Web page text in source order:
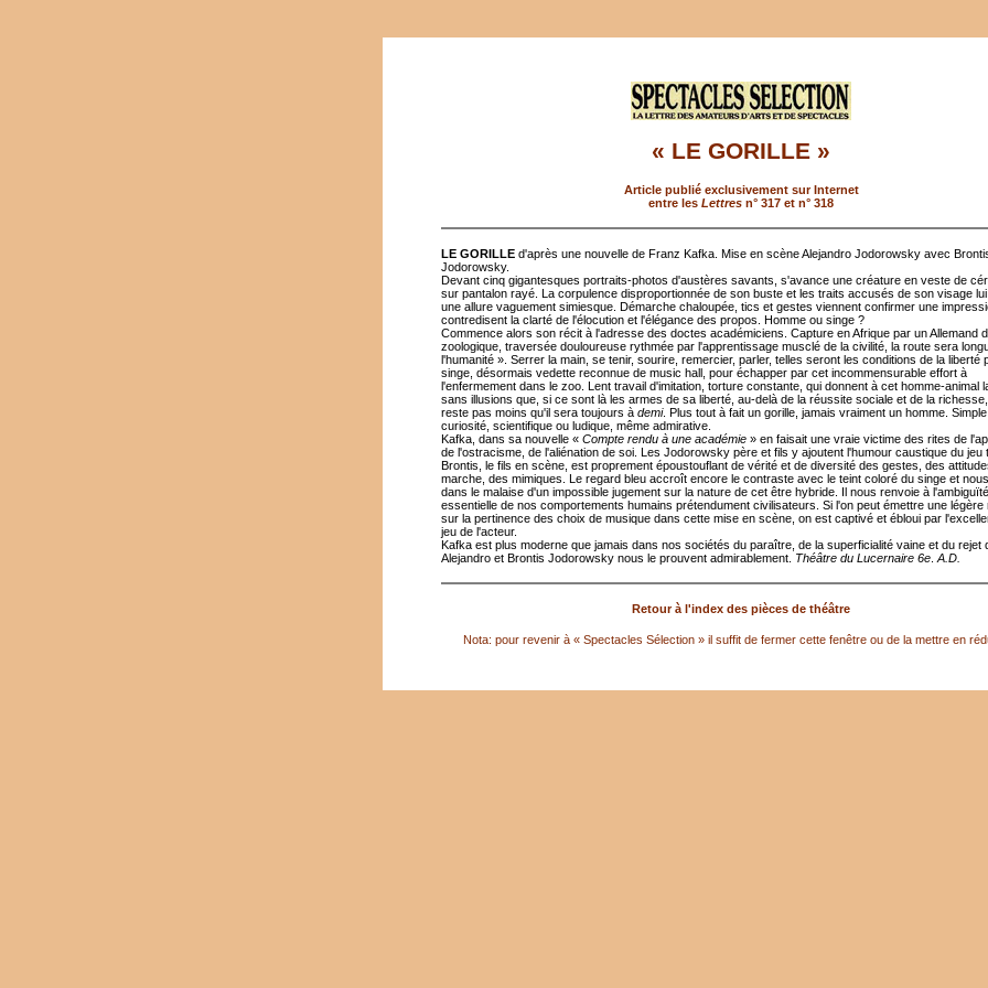
« LE GORILLE »
Article publié exclusivement sur Internet
entre les Lettres n° 317 et n° 318
LE GORILLE d'après une nouvelle de Franz Kafka. Mise en scène Alejandro Jodorowsky avec
Jodorowsky.
Devant cinq gigantesques portraits-photos d'austères savants, s'avance une créature en veste de
sur pantalon rayé. La corpulence disproportionnée de son buste et les traits accusés de son visage
une allure vaguement simiesque. Démarche chaloupée, tics et gestes viennent confirmer une
contredisent la clarté de l'élocution et l'élégance des propos. Homme ou singe ?
Commence alors son récit à l'adresse des doctes académiciens. Capture en Afrique par un Allemand
zoologique, traversée douloureuse rythmée par l'apprentissage musclé de la civilité, la route sera
l'humanité ». Serrer la main, se tenir, sourire, remercier, parler, telles seront les conditions de la liberté
singe, désormais vedette reconnue de music hall, pour échapper par cet incommensurable effort à
l'enfermement dans le zoo. Lent travail d'imitation, torture constante, qui donnent à cet homme-animal
sans illusions que, si ce sont là les armes de sa liberté, au-delà de la réussite sociale et de la
reste pas moins qu'il sera toujours à demi. Plus tout à fait un gorille, jamais vraiment un homme.
curiosité, scientifique ou ludique, même admirative.
Kafka, dans sa nouvelle « Compte rendu à une académie » en faisait une vraie victime des rites de
de l'ostracisme, de l'aliénation de soi. Les Jodorowsky père et fils y ajoutent l'humour caustique du jeu
Brontis, le fils en scène, est proprement époustouflant de vérité et de diversité des gestes, des
marche, des mimiques. Le regard bleu accroît encore le contraste avec le teint coloré du singe et
dans le malaise d'un impossible jugement sur la nature de cet être hybride. Il nous renvoie à l'ambiguïté
essentielle de nos comportements humains prétendument civilisateurs. Si l'on peut émettre une légère
sur la pertinence des choix de musique dans cette mise en scène, on est captivé et ébloui par
jeu de l'acteur.
Kafka est plus moderne que jamais dans nos sociétés du paraître, de la superficialité vaine et du rejet
Alejandro et Brontis Jodorowsky nous le prouvent admirablement. Théâtre du Lucernaire 6e A.D.
Retour à l'index des pièces de théâtre
Nota: pour revenir à « Spectacles Sélection » il suffit de fermer cette fenêtre ou de la mettre en